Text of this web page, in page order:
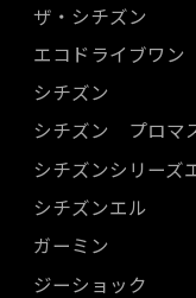
ザ・シチズン
エコドライブワン
シチズン
シチズン プロマ
シチズンシリーズ
シチズンエル
ガーミン
ジーショック